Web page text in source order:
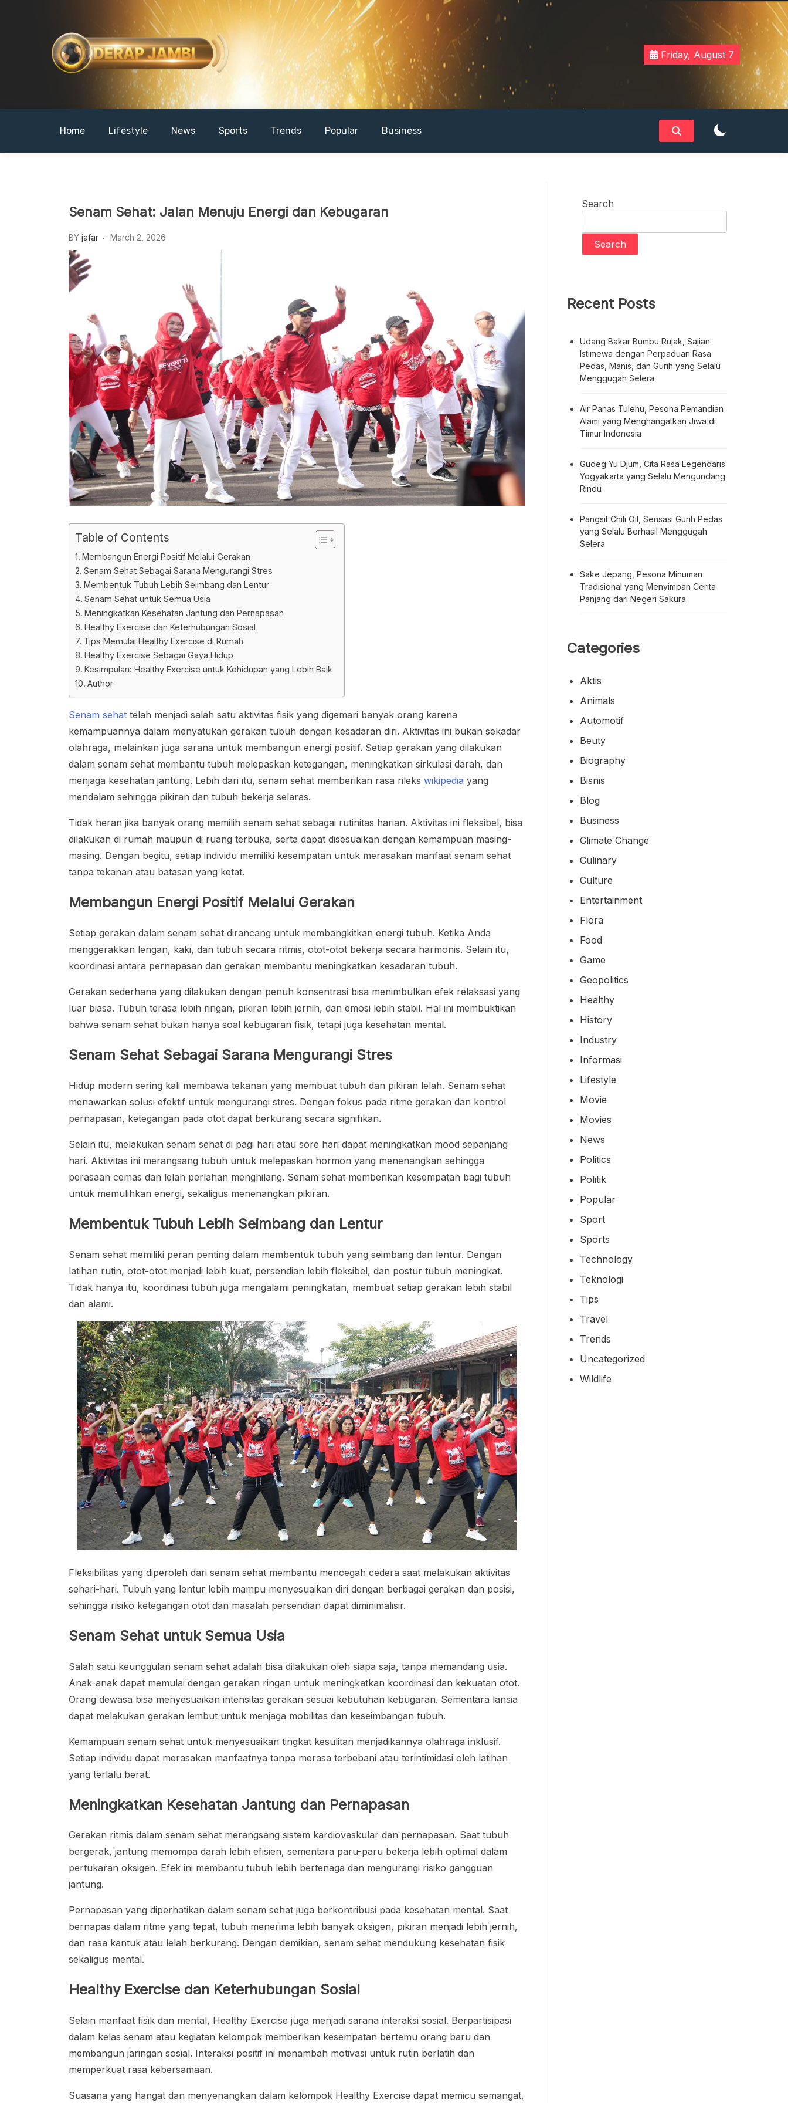
DERAPJAMBI
Friday, August 7
Home Lifestyle News Sports Trends Popular Business
Senam Sehat: Jalan Menuju Energi dan Kebugaran
BY jafar March 2, 2026
Table of Contents
Membangun Energi Positif Melalui Gerakan
Senam Sehat Sebagai Sarana Mengurangi Stres
Membentuk Tubuh Lebih Seimbang dan Lentur
Senam Sehat untuk Semua Usia
Meningkatkan Kesehatan Jantung dan Pernapasan
Healthy Exercise dan Keterhubungan Sosial
Tips Memulai Healthy Exercise di Rumah
Healthy Exercise Sebagai Gaya Hidup
Kesimpulan: Healthy Exercise untuk Kehidupan yang Lebih Baik
Author
Senam sehat telah menjadi salah satu aktivitas fisik yang digemari banyak orang karena
kemampuannya dalam menyatukan gerakan tubuh dengan kesadaran diri. Aktivitas ini bukan sekadar
olahraga, melainkan juga sarana untuk membangun energi positif. Setiap gerakan yang dilakukan
dalam senam sehat membantu tubuh melepaskan ketegangan, meningkatkan sirkulasi darah, dan
menjaga kesehatan jantung. Lebih dari itu, senam sehat memberikan rasa rileks wikipedia yang
mendalam sehingga pikiran dan tubuh bekerja selaras.
Tidak heran jika banyak orang memilih senam sehat sebagai rutinitas harian. Aktivitas ini fleksibel, bisa
dilakukan di rumah maupun di ruang terbuka, serta dapat disesuaikan dengan kemampuan masing-
masing. Dengan begitu, setiap individu memiliki kesempatan untuk merasakan manfaat senam sehat
tanpa tekanan atau batasan yang ketat.
Membangun Energi Positif Melalui Gerakan
Setiap gerakan dalam senam sehat dirancang untuk membangkitkan energi tubuh. Ketika Anda
menggerakkan lengan, kaki, dan tubuh secara ritmis, otot-otot bekerja secara harmonis. Selain itu,
koordinasi antara pernapasan dan gerakan membantu meningkatkan kesadaran tubuh.
Gerakan sederhana yang dilakukan dengan penuh konsentrasi bisa menimbulkan efek relaksasi yang
luar biasa. Tubuh terasa lebih ringan, pikiran lebih jernih, dan emosi lebih stabil. Hal ini membuktikan
bahwa senam sehat bukan hanya soal kebugaran fisik, tetapi juga kesehatan mental.
Senam Sehat Sebagai Sarana Mengurangi Stres
Hidup modern sering kali membawa tekanan yang membuat tubuh dan pikiran lelah. Senam sehat
menawarkan solusi efektif untuk mengurangi stres. Dengan fokus pada ritme gerakan dan kontrol
pernapasan, ketegangan pada otot dapat berkurang secara signifikan.
Selain itu, melakukan senam sehat di pagi hari atau sore hari dapat meningkatkan mood sepanjang
hari. Aktivitas ini merangsang tubuh untuk melepaskan hormon yang menenangkan sehingga
perasaan cemas dan lelah perlahan menghilang. Senam sehat memberikan kesempatan bagi tubuh
untuk memulihkan energi, sekaligus menenangkan pikiran.
Membentuk Tubuh Lebih Seimbang dan Lentur
Senam sehat memiliki peran penting dalam membentuk tubuh yang seimbang dan lentur. Dengan
latihan rutin, otot-otot menjadi lebih kuat, persendian lebih fleksibel, dan postur tubuh meningkat.
Tidak hanya itu, koordinasi tubuh juga mengalami peningkatan, membuat setiap gerakan lebih stabil
dan alami.
Fleksibilitas yang diperoleh dari senam sehat membantu mencegah cedera saat melakukan aktivitas
sehari-hari. Tubuh yang lentur lebih mampu menyesuaikan diri dengan berbagai gerakan dan posisi,
sehingga risiko ketegangan otot dan masalah persendian dapat diminimalisir.
Senam Sehat untuk Semua Usia
Salah satu keunggulan senam sehat adalah bisa dilakukan oleh siapa saja, tanpa memandang usia.
Anak-anak dapat memulai dengan gerakan ringan untuk meningkatkan koordinasi dan kekuatan otot.
Orang dewasa bisa menyesuaikan intensitas gerakan sesuai kebutuhan kebugaran. Sementara lansia
dapat melakukan gerakan lembut untuk menjaga mobilitas dan keseimbangan tubuh.
Kemampuan senam sehat untuk menyesuaikan tingkat kesulitan menjadikannya olahraga inklusif.
Setiap individu dapat merasakan manfaatnya tanpa merasa terbebani atau terintimidasi oleh latihan
yang terlalu berat.
Meningkatkan Kesehatan Jantung dan Pernapasan
Gerakan ritmis dalam senam sehat merangsang sistem kardiovaskular dan pernapasan. Saat tubuh
bergerak, jantung memompa darah lebih efisien, sementara paru-paru bekerja lebih optimal dalam
pertukaran oksigen. Efek ini membantu tubuh lebih bertenaga dan mengurangi risiko gangguan
jantung.
Pernapasan yang diperhatikan dalam senam sehat juga berkontribusi pada kesehatan mental. Saat
bernapas dalam ritme yang tepat, tubuh menerima lebih banyak oksigen, pikiran menjadi lebih jernih,
dan rasa kantuk atau lelah berkurang. Dengan demikian, senam sehat mendukung kesehatan fisik
sekaligus mental.
Healthy Exercise dan Keterhubungan Sosial
Selain manfaat fisik dan mental, Healthy Exercise juga menjadi sarana interaksi sosial. Berpartisipasi
dalam kelas senam atau kegiatan kelompok memberikan kesempatan bertemu orang baru dan
membangun jaringan sosial. Interaksi positif ini menambah motivasi untuk rutin berlatih dan
memperkuat rasa kebersamaan.
Suasana yang hangat dan menyenangkan dalam kelompok Healthy Exercise dapat memicu semangat,
Search
Search
Recent Posts
Udang Bakar Bumbu Rujak, Sajian
Istimewa dengan Perpaduan Rasa
Pedas, Manis, dan Gurih yang Selalu
Menggugah Selera
Air Panas Tulehu, Pesona Pemandian
Alami yang Menghangatkan Jiwa di
Timur Indonesia
Gudeg Yu Djum, Cita Rasa Legendaris
Yogyakarta yang Selalu Mengundang
Rindu
Pangsit Chili Oil, Sensasi Gurih Pedas
yang Selalu Berhasil Menggugah
Selera
Sake Jepang, Pesona Minuman
Tradisional yang Menyimpan Cerita
Panjang dari Negeri Sakura
Categories
Aktis
Animals
Automotif
Beuty
Biography
Bisnis
Blog
Business
Climate Change
Culinary
Culture
Entertainment
Flora
Food
Game
Geopolitics
Healthy
History
Industry
Informasi
Lifestyle
Movie
Movies
News
Politics
Politik
Popular
Sport
Sports
Technology
Teknologi
Tips
Travel
Trends
Uncategorized
Wildlife